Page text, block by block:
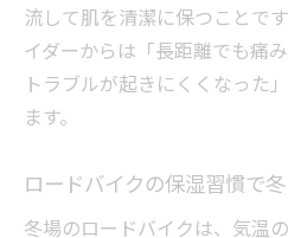
ロードバイクで肌ト
保湿を徹底して快適
股擦れ知らずのロー
保湿意識でロードバ
流して肌を清潔に保つことで
イダーからは「長距離でも痛
トラブルが起きにくくなった
ます。
ロードバイクの保湿習慣で
冬場のロードバイクは、気温